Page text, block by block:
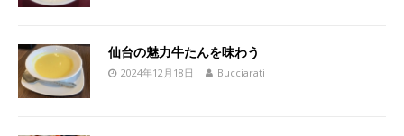
仙台の魅力牛たんを味わう
2024年12月18日 Bucciarati